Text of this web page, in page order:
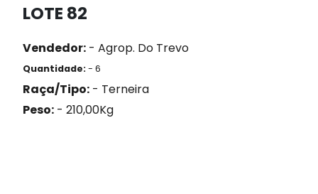
LOTE 82
Vendedor: - Agrop. Do Trevo
Quantidade:- 6
Raça/Tipo: - Terneira
Peso: - 210,00Kg